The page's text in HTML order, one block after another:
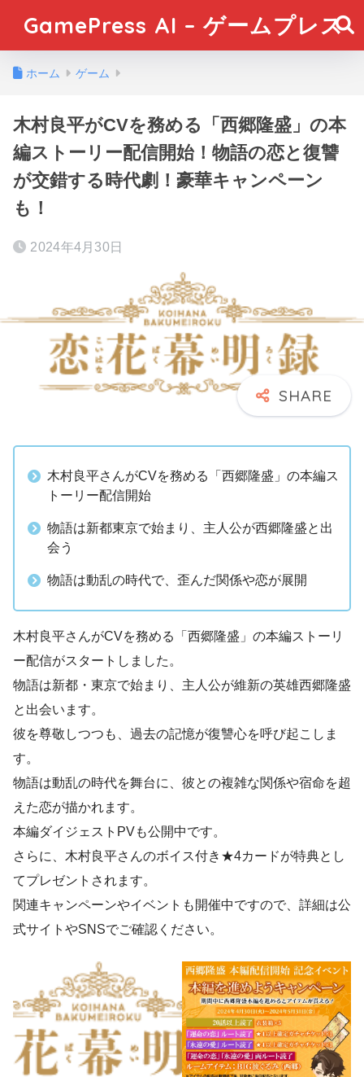
GamePress AI – ゲームプレス
ホーム ゲーム
木村良平がCVを務める「西郷隆盛」の本
編ストーリー配信開始！物語の恋と復讐
が交錯する時代劇！豪華キャンペーン
も！
2024年4月30日
木村良平さんがCVを務める「西郷隆盛」の本編ス
トーリー配信開始
物語は新都東京で始まり、主人公が西郷隆盛と出
会う
物語は動乱の時代で、歪んだ関係や恋が展開
木村良平さんがCVを務める「西郷隆盛」の本編ストーリ
ー配信がスタートしました。
物語は新都・東京で始まり、主人公が維新の英雄西郷隆盛
と出会います。
彼を尊敬しつつも、過去の記憶が復讐心を呼び起こしま
す。
物語は動乱の時代を舞台に、彼との複雑な関係や宿命を超
えた恋が描かれます。
本編ダイジェストPVも公開中です。
さらに、木村良平さんのボイス付き★4カードが特典とし
てプレゼントされます。
関連キャンペーンやイベントも開催中ですので、詳細は公
式サイトやSNSでご確認ください。